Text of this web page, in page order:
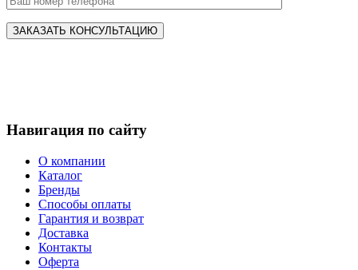
Навигация по сайту
О компании
Каталог
Бренды
Способы оплаты
Гарантия и возврат
Доставка
Контакты
Оферта